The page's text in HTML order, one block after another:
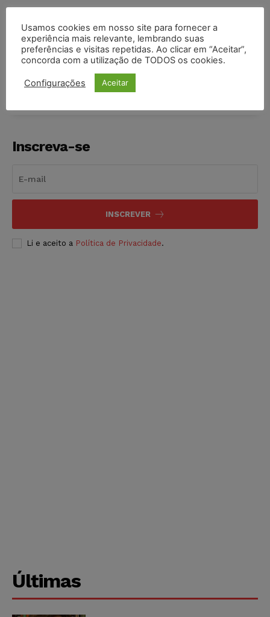
COMPARTILHE
Inscreva-se
INSCREVER
Li e aceito a Política de Privacidade.
Últimas
Usamos cookies em nosso site para fornecer a
experiência mais relevante, lembrando suas
preferências e visitas repetidas. Ao clicar em “Aceitar”,
concorda com a utilização de TODOS os cookies.
Configurações Aceitar